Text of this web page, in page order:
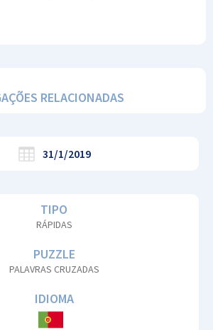
RELACIONADAS
31/1/2019
TIPO
RÁPIDAS
PUZZLE
PALAVRAS CRUZADAS
IDIOMA